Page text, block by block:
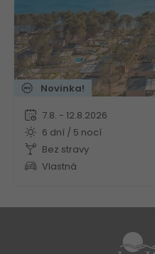
Novinka!
7.8. - 12.8.2026
6 dní / 5 nocí
Bez stravy
Vlastná